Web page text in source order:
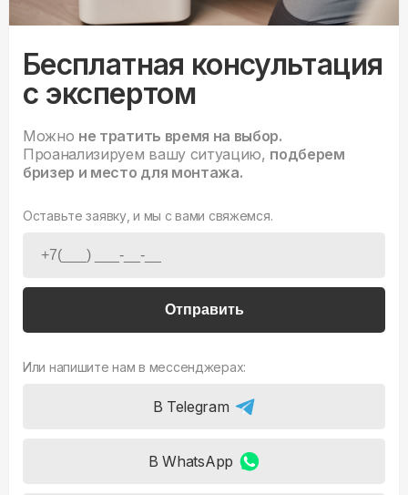
Бесплатная консультация
с экспертом
Можно не тратить время на выбор.
Проанализируем вашу ситуацию, подберем
бризер и место для монтажа.
Оставьте заявку, и мы с вами свяжемся.
Отправить
Или напишите нам в мессенджерах:
В Telegram
В WhatsApp